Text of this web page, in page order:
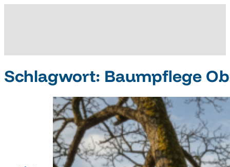
Schlagwort: Baumpflege